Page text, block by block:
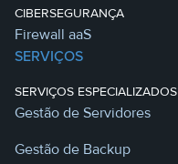
CIBERSEGURANÇA
Firewall aaS
SERVIÇOS
SERVIÇOS ESPECIALIZADOS
Gestão de Servidores
Gestão de Backup